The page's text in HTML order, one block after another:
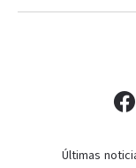
Últimas